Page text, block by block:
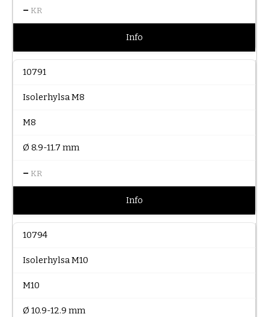
– KR
Info
10791
Isolerhylsa M8
M8
Ø 8.9-11.7 mm
– KR
Info
10794
Isolerhylsa M10
M10
Ø 10.9-12.9 mm